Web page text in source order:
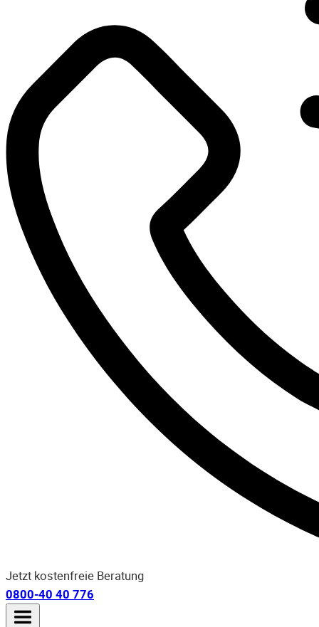
Jetzt kostenfreie Beratung
0800-40 40 776